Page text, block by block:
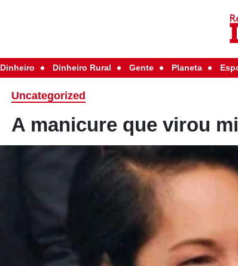
Dinheiro Dinheiro Rural Gente Planeta
Uncategorized
A manicure que virou